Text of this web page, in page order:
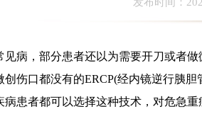
，部分患者还以为需要开刀或者做
创伤口都没有的ERCP(经内镜逆行胰
病患者都可以选择这种技术，对危急